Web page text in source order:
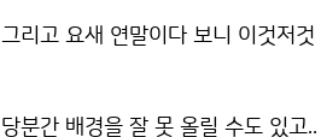
그리고 요새 연말이다 보니 이것저것
당분간 배경을 잘 못 올릴 수도 있고..